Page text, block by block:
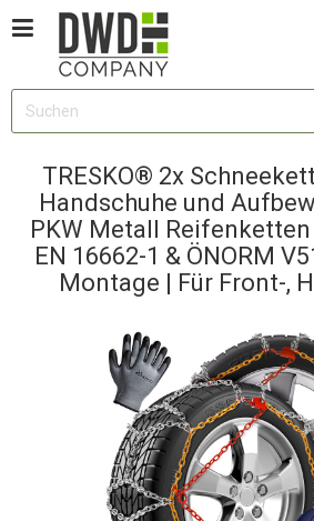
TRESKO® 2x
Handschuhe und
PKW Metall
EN 16662-1 & ÖNORM
Montage | Für Front-,